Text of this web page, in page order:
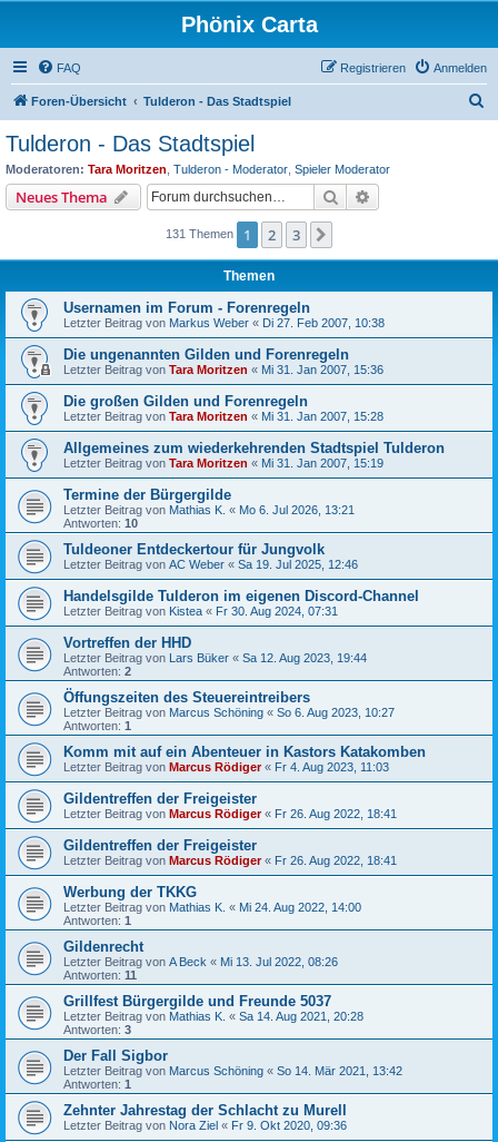
Phönix Carta
FAQ Anmelden
Registrieren
Foren-Übersicht Tulderon - Das Stadtspiel
Tulderon - Das Stadtspiel
Moderatoren: Tara Moritzen Tulderon - Moderator Spieler Moderator
Neues Thema Suche
131 Themen 1 2 3
Themen
Usernamen im Forum - Forenregeln
Letzter Beitrag von Markus Weber « Di 27. Feb 2007, 10:38
Die ungenannten Gilden und Forenregeln
Letzter Beitrag von Tara Moritzen « Mi 31. Jan 2007, 15:36
Die großen Gilden und Forenregeln
Letzter Beitrag von Tara Moritzen « Mi 31. Jan 2007, 15:28
Allgemeines zum wiederkehrenden Stadtspiel Tulderon
Letzter Beitrag von Tara Moritzen « Mi 31. Jan 2007, 15:19
Termine der Bürgergilde
Letzter Beitrag von Mathias K. « Mo 6. Jul 2026, 13:21
Antworten: 10
Tuldeoner Entdeckertour für Jungvolk
Letzter Beitrag von AC Weber « Sa 19. Jul 2025, 12:46
Handelsgilde Tulderon im eigenen Discord-Channel
Letzter Beitrag von Kistea « Fr 30. Aug 2024, 07:31
Vortreffen der HHD
Letzter Beitrag von Lars Büker « Sa 12. Aug 2023, 19:44
Antworten: 2
Öffungszeiten des Steuereintreibers
Letzter Beitrag von Marcus Schöning « So 6. Aug 2023, 10:27
Antworten: 1
Komm mit auf ein Abenteuer in Kastors Katakomben
Letzter Beitrag von Marcus Rödiger« Fr 4. Aug 2023, 11:03
Gildentreffen der Freigeister
Letzter Beitrag von Marcus Rödiger« Fr 26. Aug 2022, 18:41
Gildentreffen der Freigeister
Letzter Beitrag von Marcus Rödiger« Fr 26. Aug 2022, 18:41
Werbung der TKKG
Letzter Beitrag von Mathias K. « Mi 24. Aug 2022, 14:00
Antworten: 1
Gildenrecht
Letzter Beitrag von A Beck « Mi 13. Jul 2022, 08:26
Antworten: 11
Grillfest Bürgergilde und Freunde 5037
Letzter Beitrag von Mathias K. « Sa 14. Aug 2021, 20:28
Antworten: 3
Der Fall Sigbor
Letzter Beitrag von Marcus Schöning « So 14. Mär 2021, 13:42
Antworten: 1
Zehnter Jahrestag der Schlacht zu Murell
Letzter Beitrag von Nora Ziel « Fr 9. Okt 2020, 09:36